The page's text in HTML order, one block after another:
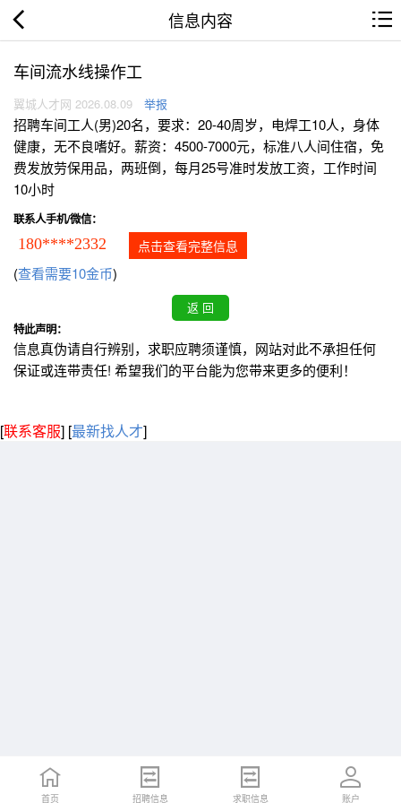
信息内容
车间流水线操作工
翼城人才网 2026.08.09 举报
招聘车间工人(男)20名，要求：20-40周岁，电焊工10人，身体
健康，无不良嗜好。薪资：4500-7000元，标准八人间住宿，免
费发放劳保用品，两班倒，每月25号准时发放工资，工作时间
10小时
联系人手机/微信：
180****2332 点击查看完整信息
(查看需要10金币)
特此声明：
信息真伪请自行辨别，求职应聘须谨慎，网站对此不承担任何
保证或连带责任! 希望我们的平台能为您带来更多的便利！
[联系客服] [最新找人才]
首页 招聘信息 求职信息 账户